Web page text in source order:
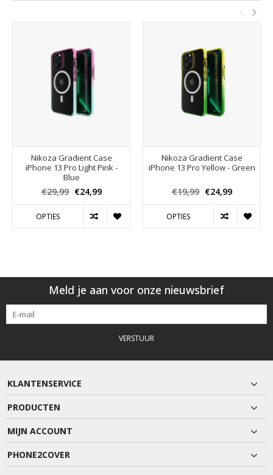
Nikoza Gradient Case
iPhone 13 Pro Light Pink -
Blue
€29,99 €24,99
OPTIES
Nikoza Gradient Case
iPhone 13 Pro Yellow - Green
€19,99 €24,99
OPTIES
Meld je aan voor onze nieuwsbrief
VERSTUUR
KLANTENSERVICE
PRODUCTEN
MIJN ACCOUNT
PHONE2COVER